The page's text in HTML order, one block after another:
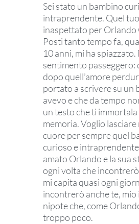
Sei stato un bambino
intraprendente. Quel
inaspettato per Orlando
Posti tanto tempo fa,
10 anni, mi ha
sentimento passeggero:
dopo quell’amore
portato a scrivere su un
avevo e che da tempo
un testo che ti immortala
memoria. Voglio lasciare
cuore per sempre quel
curioso e
amato Orlando e la sua
ogni volta che
mi capita quasi ogni
incontrerò anche te,
nipote che, come
troppo poco.